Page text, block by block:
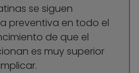
se siguen
preventiva en todo el
de que el
es muy superior